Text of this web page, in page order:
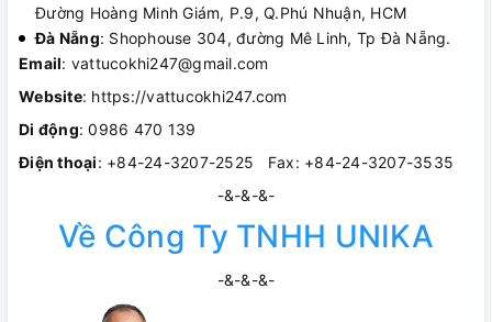
Đường Hoàng Minh Giám, P.9, Q.Phú Nhuận, HCM
Đà Nẵng: Shophouse 304, đường Mê Linh, Tp Đà Nẵng.
Email: vattucokhi247@gmail.com
Website: https://vattucokhi247.com
Di động: 0986 470 139
Điện thoại: +84-24-3207-2525 Fax: +84-24-3207-3535
-&-&-&-
Về Công Ty TNHH UNIKA
-&-&-&-